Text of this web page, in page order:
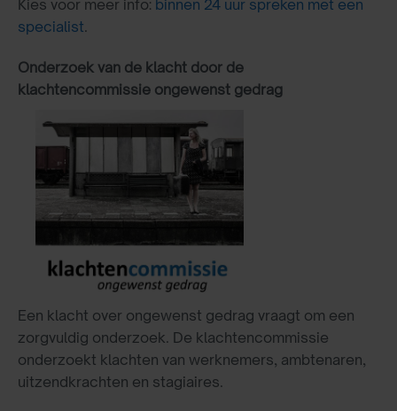
Kies voor meer info: binnen 24 uur spreken met een
specialist.
Onderzoek van de klacht door de
klachtencommissie ongewenst gedrag
Een klacht over ongewenst gedrag vraagt om een
zorgvuldig onderzoek. De klachtencommissie
onderzoekt klachten van werknemers, ambtenaren,
uitzendkrachten en stagiaires.